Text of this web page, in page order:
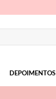
DEPOIMENTOS